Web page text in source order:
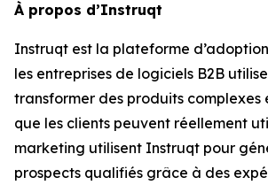
À propos d’Instruqt
Instruqt est la plateforme
les entreprises de logiciels B2B
transformer des produits complexes
que les clients peuvent réellement
marketing utilisent Instruqt pour
prospects qualifiés grâce à des